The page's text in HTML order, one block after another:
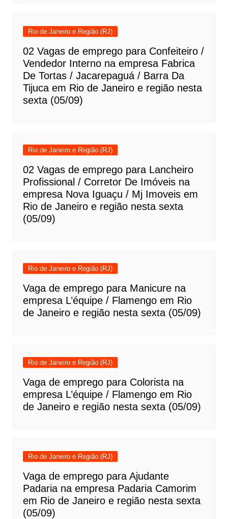
Rio de Janeiro e Região (RJ)
02 Vagas de emprego para Confeiteiro /
Vendedor Interno na empresa Fabrica
De Tortas / Jacarepaguá / Barra Da
Tijuca em Rio de Janeiro e região nesta
sexta (05/09)
Rio de Janeiro e Região (RJ)
02 Vagas de emprego para Lancheiro
Profissional / Corretor De Imóveis na
empresa Nova Iguaçu / Mj Imoveis em
Rio de Janeiro e região nesta sexta
(05/09)
Rio de Janeiro e Região (RJ)
Vaga de emprego para Manicure na
empresa L’équipe / Flamengo em Rio
de Janeiro e região nesta sexta (05/09)
Rio de Janeiro e Região (RJ)
Vaga de emprego para Colorista na
empresa L’équipe / Flamengo em Rio
de Janeiro e região nesta sexta (05/09)
Rio de Janeiro e Região (RJ)
Vaga de emprego para Ajudante
Padaria na empresa Padaria Camorim
em Rio de Janeiro e região nesta sexta
(05/09)